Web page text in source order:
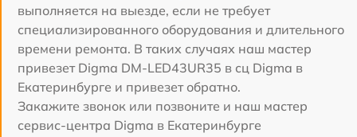
выполняется на выезде, если не требует
специализированного оборудования и длительного
времени ремонта. В таких случаях наш мастер
привезет Digma DM-LED43UR35 в сц Digma в
Екатеринбурге и привезет обратно.
Закажите звонок или позвоните и наш мастер
сервис-центра Digma в Екатеринбурге